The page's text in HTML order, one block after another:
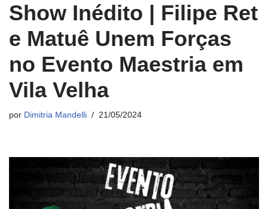
Show Inédito | Filipe Ret
e Matuê Unem Forças
no Evento Maestria em
Vila Velha
por Dimitria Mandelli 21/05/2024